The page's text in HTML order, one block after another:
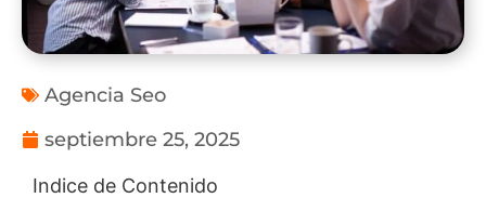
Agencia Seo
septiembre 25, 2025
Indice de Contenido